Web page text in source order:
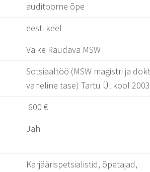
auditoorne õpe
eesti keel
Vaike Raudava MSW
Sotsiaaltöö (MSW magistri ja
vaheline tase) Tartu Ülikool 2003
600 €
Jah
Karjäärispetsialistid, õpetajad,